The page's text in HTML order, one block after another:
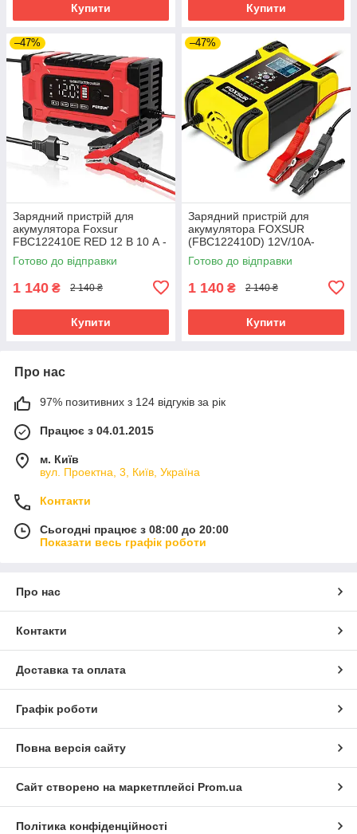
Купити Купити
–47%
Зарядний пристрій для
акумулятора Foxsur
FBC122410E RED 12 В 10 А -
24 В 5 A, 6-180 А-год
Готово до відправки
1 140 ₴ 2 140 ₴
Купити
–47%
Зарядний пристрій для
акумулятора FOXSUR
(FBC122410D) 12V/10A-
24V/5A
Готово до відправки
1 140 ₴ 2 140 ₴
Купити
Про нас
97% позитивних з 124 відгуків за рік
Працює з 04.01.2015
м. Київ
вул. Проектна, 3, Київ, Україна
Контакти
Сьогодні працює з 08:00 до 20:00
Показати весь графік роботи
Про нас
Контакти
Доставка та оплата
Графік роботи
Повна версія сайту
Сайт створено на маркетплейсі Prom.ua
Політика конфіденційності